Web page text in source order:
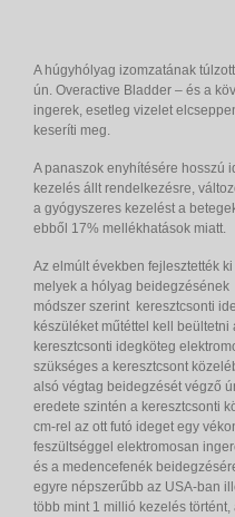
A húgyhólyag izomzatának
ún. Overactive Bladder – és a
ingerek, esetleg vizelet
keseríti meg.
A panaszok enyhítésére hosszú
kezelés állt rendelkezésre,
a gyógyszeres kezelést a
ebből 17% mellékhatások miatt.
Az elmúlt években fejlesztették
melyek a hólyag
módszer szerint keresztcsonti
készüléket műtéttel kell
keresztcsonti idegköteg
szükséges a keresztcsont
alsó végtag beidegzését végző
eredete szintén a keresztcsonti
cm-rel az ott futó ideget egy
feszültséggel elektromosan
és a medencefenék
egyre népszerűbb az USA-ban
több mint 1 millió kezelés